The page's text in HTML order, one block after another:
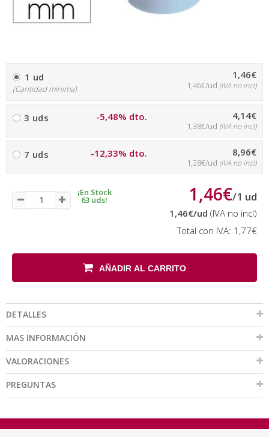
1 ud
(Cantidad mínima)
1,46€
1,46€/ud (IVA no incl)
3 uds -5,48% dto. 4,14€
1,38€/ud (IVA no incl)
7 uds -12,33% dto. 8,96€
1,28€/ud (IVA no incl)
¡En Stock
63 uds! 1,46€/1 ud
1,46€/ud (IVA no incl)
Total con IVA: 1,77€
AÑADIR AL CARRITO
DETALLES
MAS INFORMACIÓN
VALORACIONES
PREGUNTAS